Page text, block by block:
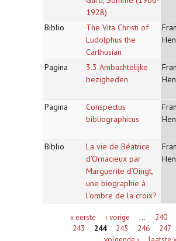
1928)
Biblio
The Vita Christi of
Ludolphus the
Carthusian
Pagina
3.3 Ambachtelijke
bezigheden
Pagina
Conspectus
bibliographicus
Biblio
La vie de Béatrice
d’Ornacieux par
Marguerite d’Oingt,
une biographie à
l'ombre de la croix?
Pagina's« eerste ‹ vorige … 240
243
244 245 246 247
volgende ›
laatste »